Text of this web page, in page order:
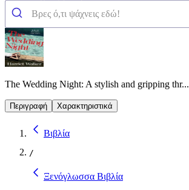
The Wedding Night: A stylish and gripping thr...
Περιγραφή Χαρακτηριστικά
Βιβλία
/
Ξενόγλωσσα Βιβλία